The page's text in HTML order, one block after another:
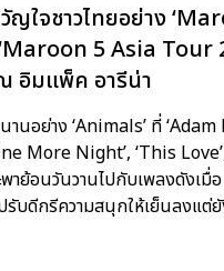
ญใจชาวไทยอย่าง
5 Asia
อิมแพ็ค อารีน่า
านอย่าง ‘Animals’ ที่
More Night’, ‘This
ย้อนวันวานไปกับเพลงดังเมื่
รับดีกรีความสนุกให้เย็นลง